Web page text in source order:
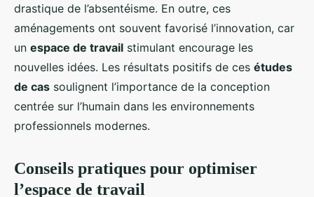
drastique de l’absentéisme. En outre, ces
aménagements ont souvent favorisé l’innovation, car
un espace de travail stimulant encourage les
nouvelles idées. Les résultats positifs de ces études
de cas soulignent l’importance de la conception
centrée sur l’humain dans les environnements
professionnels modernes.
Conseils pratiques pour optimiser
l’espace de travail